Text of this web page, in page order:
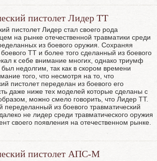
пистолет Лидер ТТ
пистолет Лидер стал своего рода
на рынке отечественной травматики среди
из боевого оружия. Сохраняя
ТТ и более того сделанный из боевого
к себе внимание многих, однако триумф
был недолгим, так как в скором времени
того, что несмотря на то, что
пистолет переделан из боевого его
даже ниже тех моделей которые сделаны с
можно смело говорить, что Лидер ТТ.
переделанный из боевого травматический
не лидер среди травматического оружия
своего появления на отечественном рынке.
пистолет АПС-М